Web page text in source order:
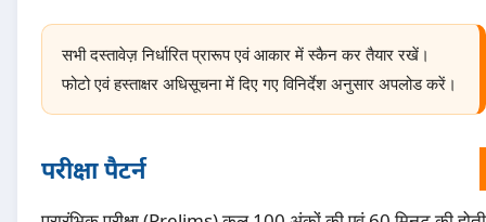
सभी दस्तावेज़ निर्धारित प्रारूप एवं आकार में स्कैन कर तैयार रखें।
फोटो एवं हस्ताक्षर अधिसूचना में दिए गए विनिर्देश अनुसार अपलोड करें।
परीक्षा पैटर्न